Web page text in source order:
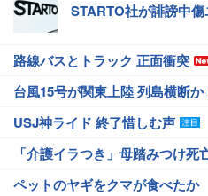
STARTO社が誹謗中
路線バスとトラック 正面衝突
台風15号が関東上陸 列島横断か
USJ神ライド 終了惜しむ声
「介護イラつき」母踏みつけ死
ペットのヤギをクマが食べたか